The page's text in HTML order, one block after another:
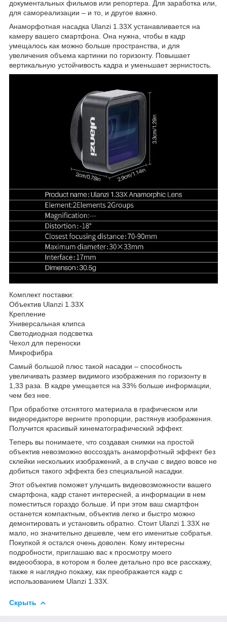
документальных фильмов или репортера. Для заработка или,
для самореализации – и то, и другое важно.
Анаморфотная насадка Ulanzi 1.33X устанавливается на
камеру вашего смартфона. Она нужна, чтобы в кадр
умещалось как можно больше пространства, и для
увеличения объема картинки по горизонту. Повышает
вертикальную устойчивость кадра и уменьшает зернистость.
Комплект поставки:
Объектив Ulanzi 1.33X
Крепление
Универсальная клипса
Светодиодная подсветка
Чехол для переноски
Микрофибра
Самый большой плюс такой насадки – способность
увеличивать размер видимого изображения по горизонту в
1,33 раза. В кадре умещается на 33% больше информации,
чем без нее.
При обработке отснятого материала в графическом или
видеоредакторе верните пропорции, растянув изображения.
Получится красивый кинематографический эффект.
Теперь вы понимаете, что создавая снимки на простой
объектив невозможно воссоздать анаморфотный эффект без
склейки нескольких изображений, а в случае с видео вовсе не
добиться такого эффекта без специальной насадки.
Этот объектив поможет улучшить видеовозможности вашего
смартфона, кадр станет интересней, а информации в нем
поместиться гораздо больше. И при этом ваш смартфон
останется компактным, объектив легко и быстро можно
демонтировать и установить обратно. Стоит Ulanzi 1.33X не
мало, но значительно дешевле, чем его именитые собратья.
Покупкой я остался очень доволен. Кому интересны
подробности, приглашаю вас к просмотру моего
видеообзора, в котором я более детально про все расскажу,
также я наглядно покажу, как преображается кадр с
использованием Ulanzi 1.33X.
Скрыть